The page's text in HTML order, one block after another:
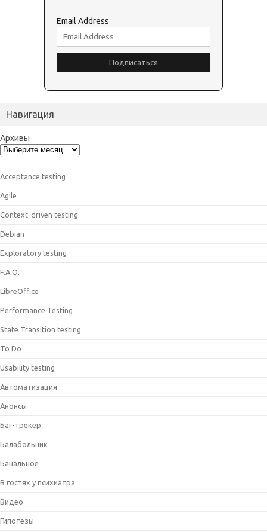
Email Address
Навигация
Архивы
Acceptance testing
Agile
Context-driven testing
Debian
Exploratory testing
F.A.Q.
LibreOffice
Performance Testing
State Transition testing
To Do
Usability testing
Автоматизация
Анонсы
Баг-трекер
Балабольник
Банальное
В гостях у психиатра
Видео
Гипотезы